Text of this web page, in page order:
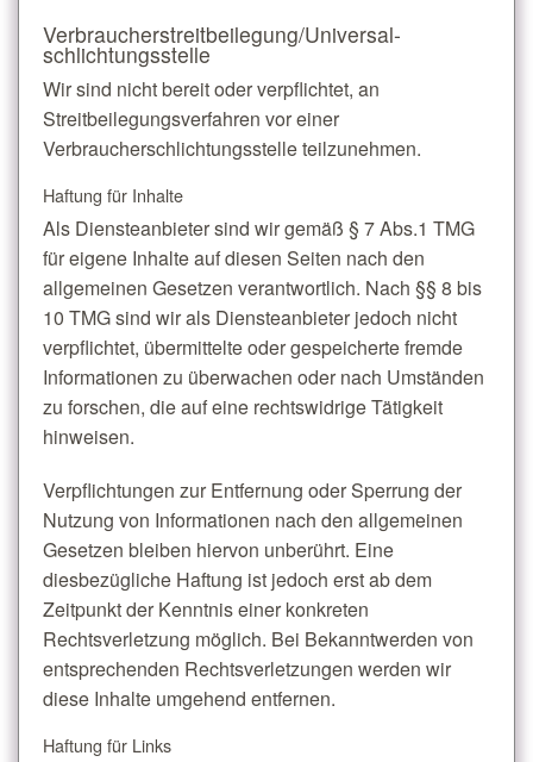
Verbraucher­streit­beilegung/Universal­
schlichtungs­stelle
Wir sind nicht bereit oder verpflichtet, an
Streitbeilegungsverfahren vor einer
Verbraucherschlichtungsstelle teilzunehmen.
Haftung für Inhalte
Als Diensteanbieter sind wir gemäß § 7 Abs.1 TMG
für eigene Inhalte auf diesen Seiten nach den
allgemeinen Gesetzen verantwortlich. Nach §§ 8 bis
10 TMG sind wir als Diensteanbieter jedoch nicht
verpflichtet, übermittelte oder gespeicherte fremde
Informationen zu überwachen oder nach Umständen
zu forschen, die auf eine rechtswidrige Tätigkeit
hinweisen.
Verpflichtungen zur Entfernung oder Sperrung der
Nutzung von Informationen nach den allgemeinen
Gesetzen bleiben hiervon unberührt. Eine
diesbezügliche Haftung ist jedoch erst ab dem
Zeitpunkt der Kenntnis einer konkreten
Rechtsverletzung möglich. Bei Bekanntwerden von
entsprechenden Rechtsverletzungen werden wir
diese Inhalte umgehend entfernen.
Haftung für Links